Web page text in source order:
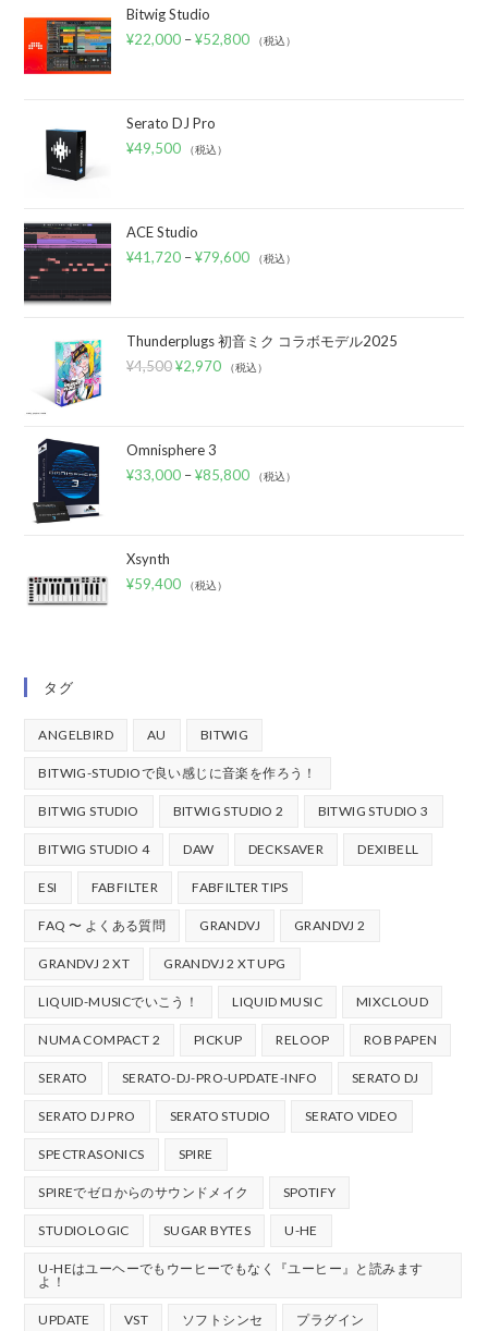
Bitwig Studio
¥22,000 –¥52,800 （税込）
Serato DJ Pro
¥49,500 （税込）
ACE Studio
¥41,720 –¥79,600 （税込）
Thunderplugs 初音ミク コラボモデル2025
¥4,500 ¥2,970 （税込）
Omnisphere 3
¥33,000 –¥85,800 （税込）
Xsynth
¥59,400 （税込）
タグ
ANGELBIRD AU BITWIG
BITWIG-STUDIOで良い感じに音楽を作ろう！
BITWIG STUDIO BITWIG STUDIO 2 BITWIG STUDIO 3
BITWIG STUDIO 4 DAW DECKSAVER DEXIBELL
ESI FABFILTER FABFILTER TIPS
FAQ 〜 よくある質問 GRANDVJ GRANDVJ 2
GRANDVJ 2 XT GRANDVJ 2 XT UPG
LIQUID-MUSICでいこう！ LIQUID MUSIC MIXCLOUD
NUMA COMPACT 2 PICKUP RELOOP ROB PAPEN
SERATO SERATO-DJ-PRO-UPDATE-INFO SERATO DJ
SERATO DJ PRO SERATO STUDIO SERATO VIDEO
SPECTRASONICS SPIRE
SPIREでゼロからのサウンドメイク SPOTIFY
STUDIOLOGIC SUGAR BYTES U-HE
U-HEはユーヘーでもウーヒーでもなく『ユーヒー』と読みます
よ！
UPDATE VST ソフトシンセ プラグイン